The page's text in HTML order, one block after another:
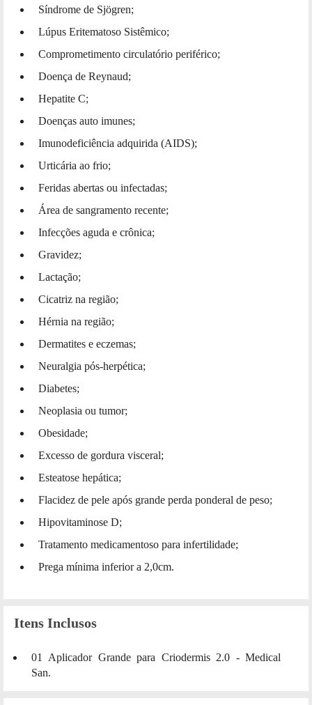
Síndrome de Sjögren;
Lúpus Eritematoso Sistêmico;
Comprometimento circulatório periférico;
Doença de Reynaud;
Hepatite C;
Doenças auto imunes;
Imunodeficiência adquirida (AIDS);
Urticária ao frio;
Feridas abertas ou infectadas;
Área de sangramento recente;
Infecções aguda e crônica;
Gravidez;
Lactação;
Cicatriz na região;
Hérnia na região;
Dermatites e eczemas;
Neuralgia pós-herpética;
Diabetes;
Neoplasia ou tumor;
Obesidade;
Excesso de gordura visceral;
Esteatose hepática;
Flacidez de pele após grande perda ponderal de peso;
Hipovitaminose D;
Tratamento medicamentoso para infertilidade;
Prega mínima inferior a 2,0cm.
Itens Inclusos
01 Aplicador Grande para Criodermis 2.0 - Medical
San.